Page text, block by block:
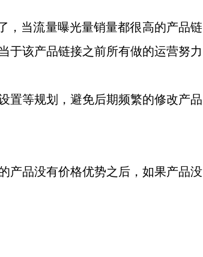
，当流量曝光量销量都很高的产品链
于该产品链接之前所有做的运营努力
置等规划，避免后期频繁的修改产品
产品没有价格优势之后，如果产品没